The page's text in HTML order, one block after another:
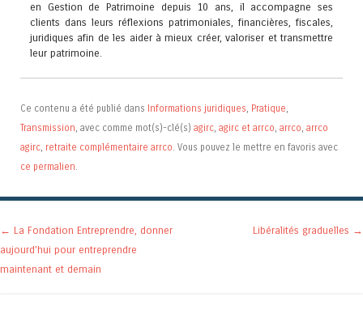
en Gestion de Patrimoine depuis 10 ans, il accompagne ses
clients dans leurs réflexions patrimoniales, financières, fiscales,
juridiques afin de les aider à mieux créer, valoriser et transmettre
leur patrimoine.
Ce contenu a été publié dans Informations juridiques, Pratique,
Transmission, avec comme mot(s)-clé(s) agirc, agirc et arrco, arrco, arrco
agirc, retraite complémentaire arrco. Vous pouvez le mettre en favoris avec
ce permalien.
Navigation des articles
← La Fondation Entreprendre, donner
aujourd’hui pour entreprendre
maintenant et demain
Libéralités graduelles →